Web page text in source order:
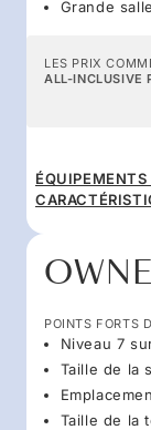
Grande
LES PRIX
ALL-INCLUSIVE
ÉQUIPEMENTS
POINTS FORTS
Niveau 7
Taille de la
Taille de la